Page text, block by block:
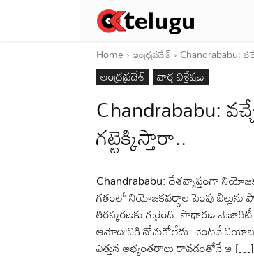
Home ఆంధ్రప్రదేశ్‌ Chandrababu:
ఆంధ్రప్రదేశ్‌ వార్త విశ్లేషణ
Chandrababu:
గట్టెక్కిస్తారా..
Chandrababu: దేశవ్యాప్తంగా
గతంలో నియోజకవర్గాల పెంపు బిల్లును
తిరస్కరణకు గురైంది. సాధారణ
ఆమోదానికి నోచుకోలేదు. వెంటనే
ఎత్తున అభ్యంతరాలు రావడంతోనే ఆ […]